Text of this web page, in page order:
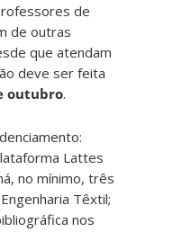
de
de outras
que atendam
deve ser feita
outubro.
Lattes
no mínimo, três
Têxtil;
nos